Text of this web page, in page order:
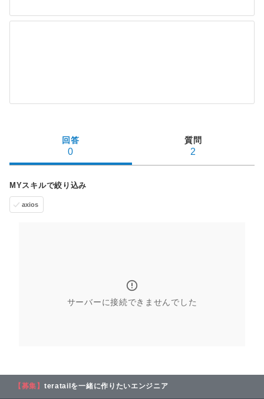
回答
0
質問
2
MYスキルで絞り込み
axios
サーバーに接続できませんでした
【募集】 teratailを一緒に作りたいエンジニア